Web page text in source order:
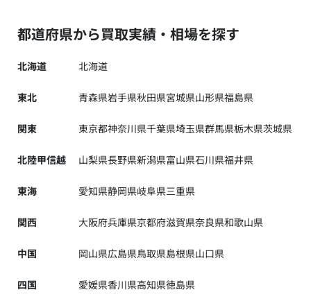
都道府県から買取実績・相場を探す
北海道 北海道
東北 青森県岩手県秋田県宮城県山形県福島県
関東 東京都神奈川県千葉県埼玉県群馬県栃木県茨城県
北陸甲信越 山梨県長野県新潟県富山県石川県福井県
東海 愛知県静岡県岐阜県三重県
関西 大阪府兵庫県京都府滋賀県奈良県和歌山県
中国 岡山県広島県鳥取県島根県山口県
四国 愛媛県香川県高知県徳島県